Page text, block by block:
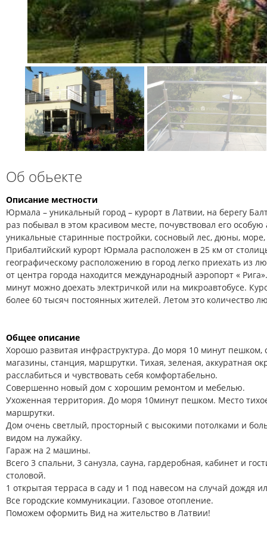
Об обьекте
Описание местности
Юрмала – уникальный город – курорт в Латвии, на берегу
раз побывал в этом красивом месте, почувствовал его
уникальные старинные постройки, сосновый лес, дюны,
Прибалтийский курорт Юрмала расположен в 25 км от
географическому расположению в город легко приехать из
от центра города находится международный аэропорт «
минут можно доехать электричкой или на микроавтобусе.
более 60 тысяч постоянных жителей. Летом это количество
Общее описание
Хорошо развитая инфраструктура. До моря 10 минут пешком,
магазины, станция, маршрутки. Тихая, зеленая, аккуратная
расслабиться и чувствовать себя комфортабельно.
Совершенно новый дом с хорошим ремонтом и мебелью.
Ухоженная территория. До моря 10минут пешком. Место
маршрутки.
Дом очень светлый, просторный с высокими потолками и
видом на лужайку.
Гараж на 2 машины.
Всего 3 спальни, 3 санузла, сауна, гардеробная, кабинет и
столовой.
1 открытая терраса в саду и 1 под навесом на случай дождя
Все городские коммуникации. Газовое отопление.
Поможем оформить Вид на жительство в Латвии!